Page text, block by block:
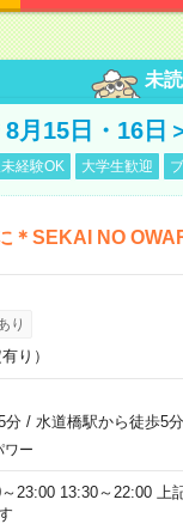
未読
月15日・16日
経験OK 大学生歓迎
＊SEKAI NO
り
り）
分/ 水道橋駅から徒歩5分
ワー
23:00 13:30～22:00